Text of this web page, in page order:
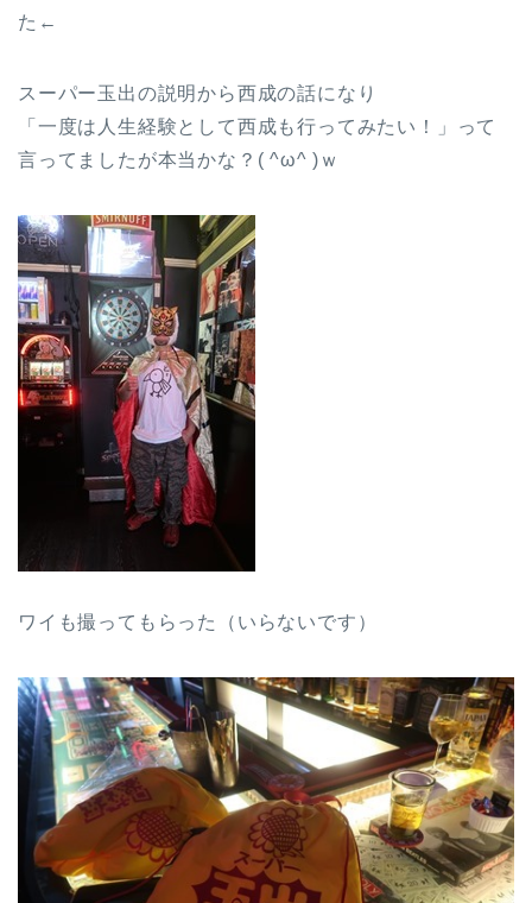
た←
スーパー玉出の説明から西成の話になり
「一度は人生経験として西成も行ってみたい！」って
言ってましたが本当かな？( ^ω^ )ｗ
ワイも撮ってもらった（いらないです）